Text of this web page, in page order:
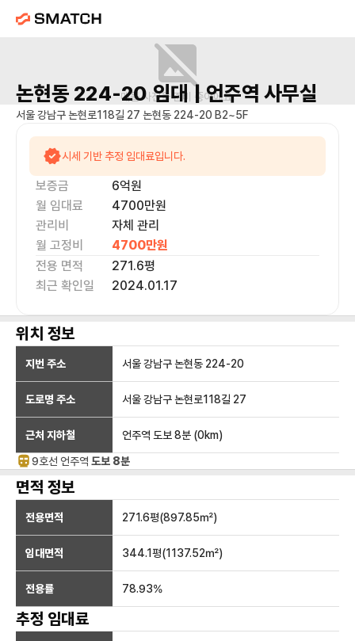
매물 사진을 준비 중이에요.
논현동 224-20임대 | 언주역 사무실
서울 강남구 논현로118길 27 논현동 224-20 B2~5F
시세 기반 추정 임대료입니다.
보증금 6억원
월 임대료
4700만원
관리비
자체 관리
월 고정비
4700만원
전용 면적
271.6평
최근 확인일
2024.01.17
위치 정보
지번 주소 서울 강남구 논현동 224-20
도로명 주소 서울 강남구 논현로118길 27
근처 지하철 언주역 도보 8분 (0km)
9호선 언주역 도보 8분
면적 정보
전용면적 271.6평(897.85㎡)
임대면적 344.1평(1137.52㎡)
전용률 78.93%
추정 임대료